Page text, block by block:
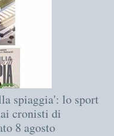
spiaggia': lo sport
cronisti di
8 agosto